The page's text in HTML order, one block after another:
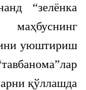
“зелёнка
уюштириш
қўллашда